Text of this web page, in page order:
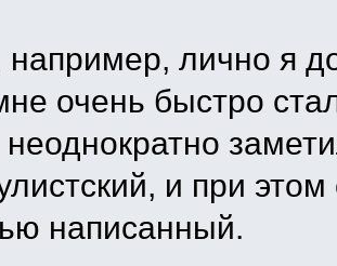
например, лично я
очень быстро
и при
написанный.